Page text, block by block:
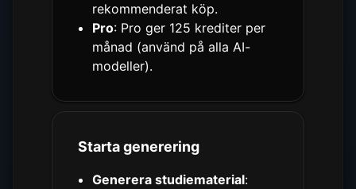
rekommenderat köp.
Pro: Pro ger 125 krediter per
månad (använd på alla AI-
modeller).
Starta generering
Generera studiematerial: